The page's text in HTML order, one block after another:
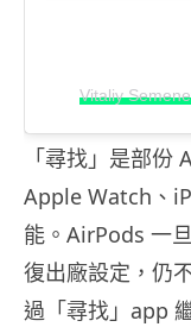
Vitaliy
「尋找」是部份
Apple Watch、
能。AirPods 一
復出廠設定，仍
過「尋找」app